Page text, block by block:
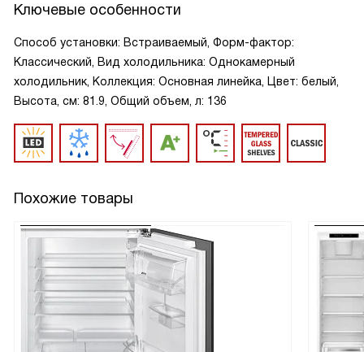
Ключевые особенности
Способ установки: Встраиваемый, Форм-фактор:
Классический, Вид холодильника: Однокамерный
холодильник, Коллекция: Основная линейка, Цвет: белый,
Высота, см: 81.9, Общий объем, л: 136
Похожие товары